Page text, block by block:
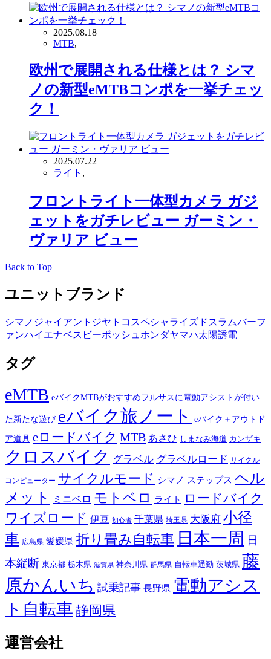
2025.08.18
MTB,
欧州で展開される仕様とは？ シマ
ノの新型eMTBコンポを一挙チェッ
ク！
2025.07.22
ライト ,
フロントライト一体型カメラ ガジ
ェットをガチレビュー ガーミン・
ヴァリア ビュー
Back to Top
ユニットブランド
シマノ ジャイアント ジヤトコ スペシャライズド スラムバーフ
ァンハイエナベスビーボッシュ ホンダヤマハ太陽誘電
タグ
eMTB eバイクMTBがおすすめフルサスに電動アシストが付い
た新たな遊び eバイク旅ノート
eバイク＋アウトド
ア道具 eロードバイク MTB あさひ しまなみ海道 カンザキ
クロスバイク グラベル グラベルロード サイクル
コンピューター サイクルモード シマノ ステップス ヘル
メット
ミニベロ モトベロ ライト
ロードバイク
ワイズロード 伊豆 初心者 千葉県 埼玉県 大阪府 小径
車 広島県 愛媛県 折り畳み自転車 日本一周 日
本縦断 東京都 栃木県 滋賀県 神奈川県 群馬県 自転車通勤 茨城県 藤
原かんいち 試乗記事 長野県 電動アシス
ト自転車 静岡県
運営会社